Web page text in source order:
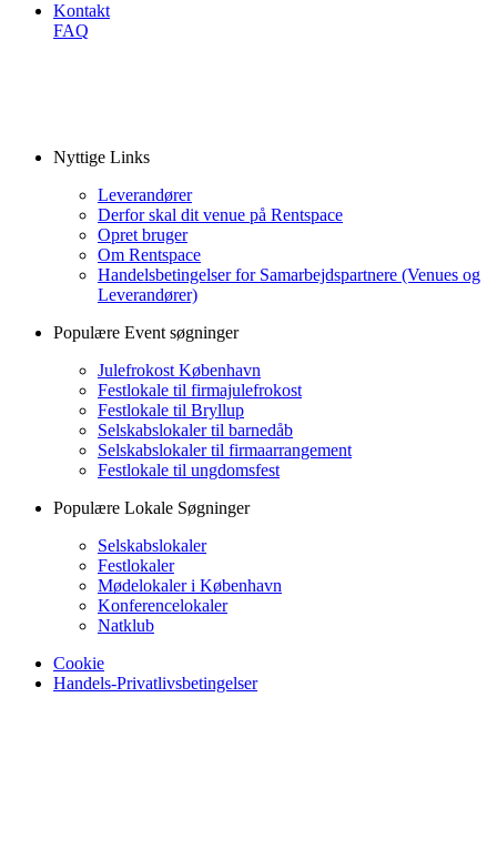
Kontakt
FAQ
Nyttige Links
Leverandører
Derfor skal dit venue på Rentspace
Opret bruger
Om Rentspace
Handelsbetingelser for Samarbejdspartnere (Venues og
Leverandører)
Populære Event søgninger
Julefrokost København
Festlokale til firmajulefrokost
Festlokale til Bryllup
Selskabslokaler til barnedåb
Selskabslokaler til firmaarrangement
Festlokale til ungdomsfest
Populære Lokale Søgninger
Selskabslokaler
Festlokaler
Mødelokaler i København
Konferencelokaler
Natklub
Cookie
Handels-Privatlivsbetingelser